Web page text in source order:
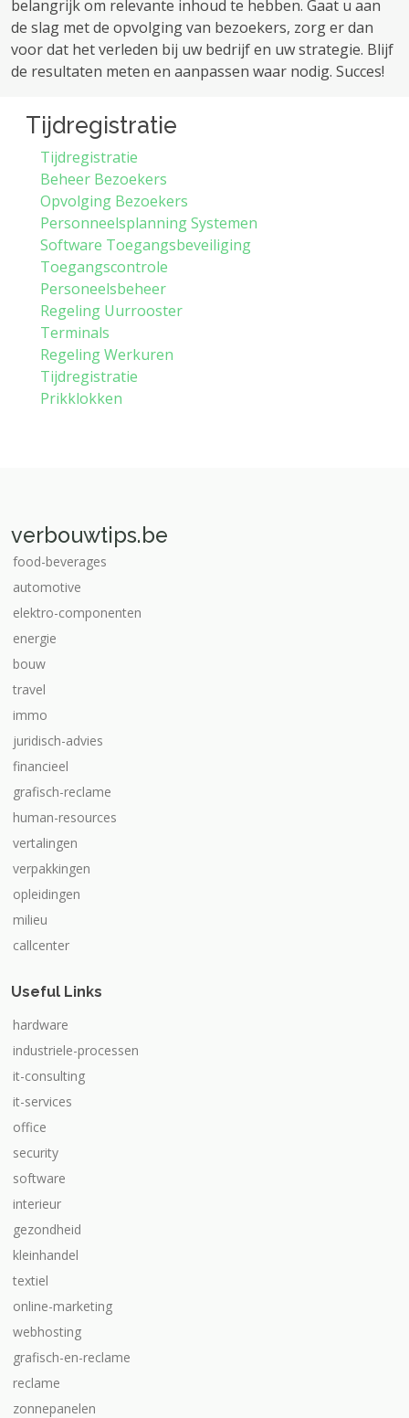
belangrijk om relevante inhoud te hebben. Gaat u aan
de slag met de opvolging van bezoekers, zorg er dan
voor dat het verleden bij uw bedrijf en uw strategie. Blijf
de resultaten meten en aanpassen waar nodig. Succes!
Tijdregistratie
Tijdregistratie
Beheer Bezoekers
Opvolging Bezoekers
Personneelsplanning Systemen
Software Toegangsbeveiliging
Toegangscontrole
Personeelsbeheer
Regeling Uurrooster
Terminals
Regeling Werkuren
Tijdregistratie
Prikklokken
verbouwtips.be
food-beverages
automotive
elektro-componenten
energie
bouw
travel
immo
juridisch-advies
financieel
grafisch-reclame
human-resources
vertalingen
verpakkingen
opleidingen
milieu
callcenter
Useful Links
hardware
industriele-processen
it-consulting
it-services
office
security
software
interieur
gezondheid
kleinhandel
textiel
online-marketing
webhosting
grafisch-en-reclame
reclame
zonnepanelen